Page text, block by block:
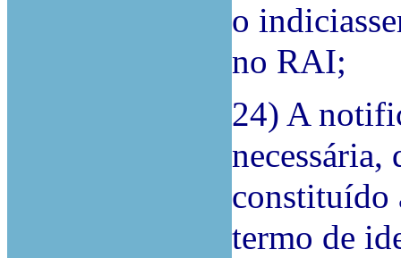
o
no RAI;
24) A
necessária,
constituído
termo de